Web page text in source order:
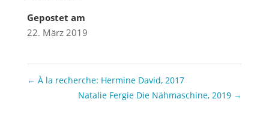
Gepostet am
22. März 2019
← À la recherche: Hermine David, 2017
Natalie Fergie Die Nähmaschine, 2019 →